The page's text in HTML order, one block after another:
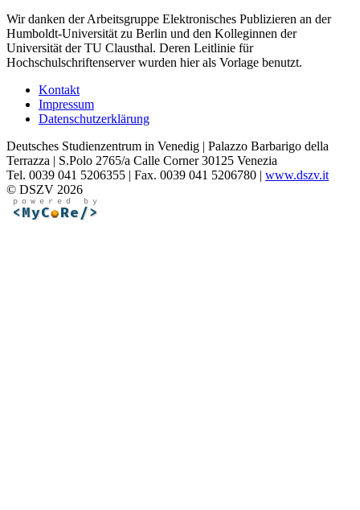
Wir danken der Arbeitsgruppe Elektronisches Publizieren an der
Humboldt-Universität zu Berlin und den Kolleginnen der
Universität der TU Clausthal. Deren Leitlinie für
Hochschulschriftenserver wurden hier als Vorlage benutzt.
Kontakt
Impressum
Datenschutzerklärung
Deutsches Studienzentrum in Venedig | Palazzo Barbarigo della
Terrazza | S.Polo 2765/a Calle Corner 30125 Venezia
Tel. 0039 041 5206355 | Fax. 0039 041 5206780 | www.dszv.it
© DSZV 2026